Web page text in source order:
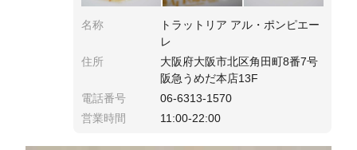
名称
トラットリア アル・ポンピエー
レ
住所
大阪府大阪市北区角田町8番7号
阪急うめだ本店13F
電話番号
06-6313-1570
営業時間
11:00-22:00